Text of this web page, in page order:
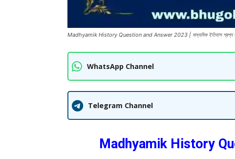
Madhyamik History Question and Answer 2023 | মাধ্যমিক ইতিহাস প্রশ্ন
WhatsApp Channel
Telegram Channel
Madhyamik History